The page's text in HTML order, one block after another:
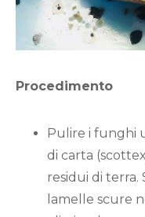
Procedimento
Pulire i funghi
di carta
residui di terra.
lamelle scure